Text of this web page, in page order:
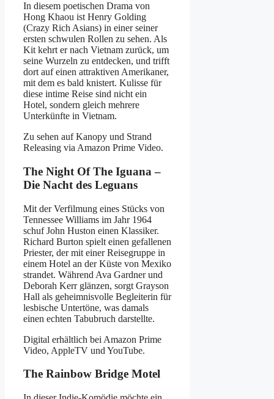
In diesem poetischen Drama von
Hong Khaou ist Henry Golding
(Crazy Rich Asians) in einer seiner
ersten schwulen Rollen zu sehen. Als
Kit kehrt er nach Vietnam zurück, um
seine Wurzeln zu entdecken, und trifft
dort auf einen attraktiven Amerikaner,
mit dem es bald knistert. Kulisse für
diese intime Reise sind nicht ein
Hotel, sondern gleich mehrere
Unterkünfte in Vietnam.
Zu sehen auf Kanopy und Strand
Releasing via Amazon Prime Video.
The Night Of The Iguana –
Die Nacht des Leguans
Mit der Verfilmung eines Stücks von
Tennessee Williams im Jahr 1964
schuf John Huston einen Klassiker.
Richard Burton spielt einen gefallenen
Priester, der mit einer Reisegruppe in
einem Hotel an der Küste von Mexiko
strandet. Während Ava Gardner und
Deborah Kerr glänzen, sorgt Grayson
Hall als geheimnisvolle Begleiterin für
lesbische Untertöne, was damals
einen echten Tabubruch darstellte.
Digital erhältlich bei Amazon Prime
Video, AppleTV und YouTube.
The Rainbow Bridge Motel